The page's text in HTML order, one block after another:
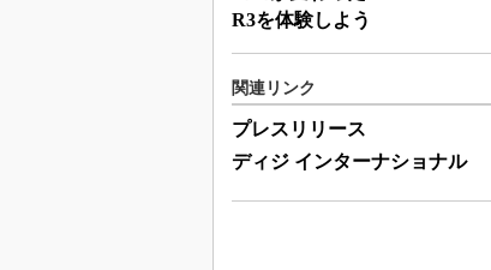
R3を体験しよう
関連リンク
プレスリリース
ディジ インターナショナル